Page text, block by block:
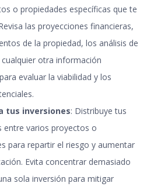
o propiedades específicas que te
las proyecciones financieras,
de la propiedad, los análisis de
otra información
evaluar la viabilidad y los
tus inversiones: Distribuye tus
entre varios proyectos o
para repartir el riesgo y aumentar
Evita concentrar demasiado
sola inversión para mitigar